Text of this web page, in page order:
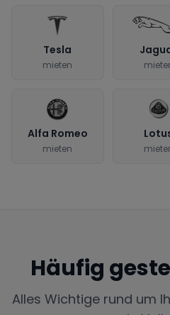
Tesla
mieten
Alfa Romeo
mieten
Häufig
Alles Wichtige rund um